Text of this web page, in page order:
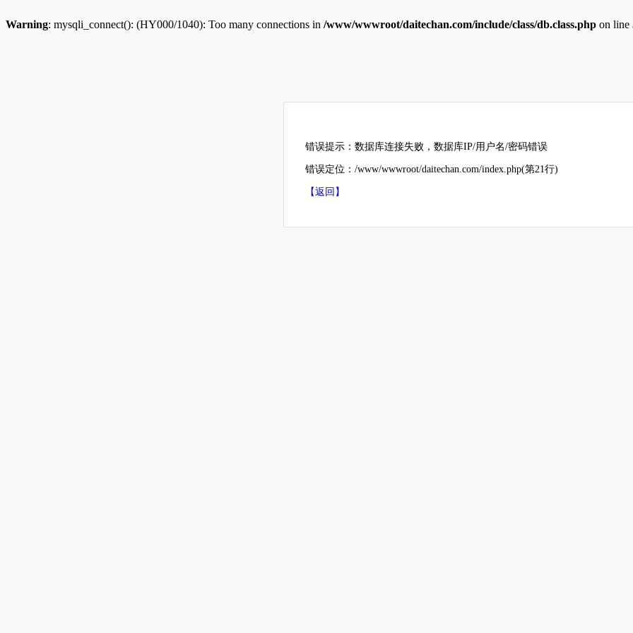
Warning: mysqli_connect(): (HY000/1040): Too many connections in /www/wwwroot/daitechan.com/include/class/db.class.php on line
错误提示：数据库连接失败，数据库IP/用户名/密码错误
错误定位：/www/wwwroot/daitechan.com/index.php(第21行)
【返回】